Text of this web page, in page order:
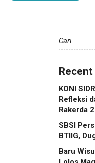
Cari
KONI
Refleksi
Rakerda
SBSI
BTIIG,
Baru